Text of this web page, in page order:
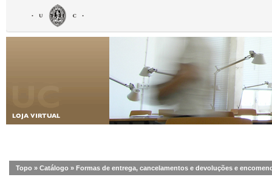
Topo » Catálogo » Formas de entrega, cancelamentos e devoluções e